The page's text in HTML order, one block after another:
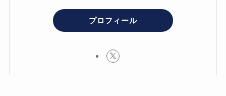
プロフィール